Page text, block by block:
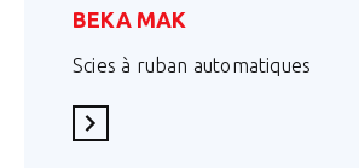
BEKA MAK
Scies à ruban automatiques
En savoir plus